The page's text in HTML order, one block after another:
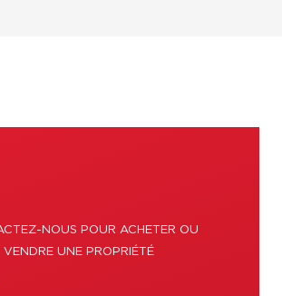
NOUS POUR ACHETER OU
VENDRE UNE PROPRIÉTÉ